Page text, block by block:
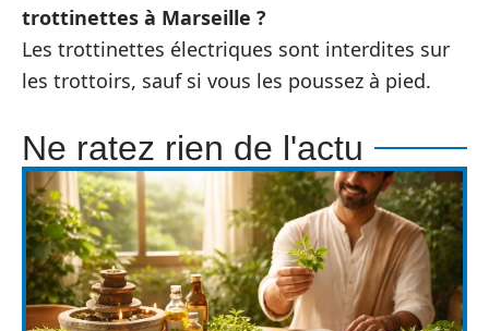
trottinettes à Marseille ?
Les trottinettes électriques sont interdites sur
les trottoirs, sauf si vous les poussez à pied.
Ne ratez rien de l'actu